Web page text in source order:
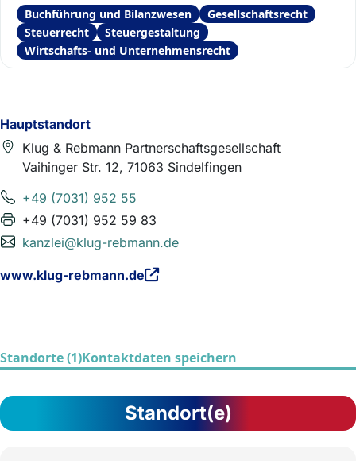
Hauptstandort
Klug & Rebmann Partnerschaftsgesellschaft
Vaihinger Str. 12, 71063 Sindelfingen
+49 (7031) 952 55
+49 (7031) 952 59 83
kanzlei@klug-rebmann.de
www.klug-rebmann.de
Buchführung und Bilanzwesen
Gesellschaftsrecht
Steuerrecht
Steuergestaltung
Wirtschafts- und Unternehmensrecht
Standorte (1)Kontaktdaten speichern
Standort(e)